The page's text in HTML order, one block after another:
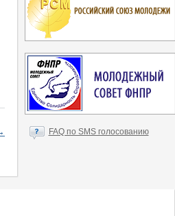
FAQ по SMS голосованию